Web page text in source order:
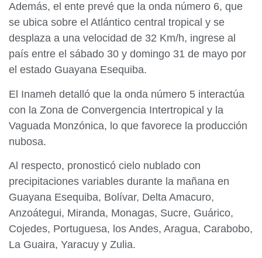
Además, el ente prevé que la onda número 6, que
se ubica sobre el Atlántico central tropical y se
desplaza a una velocidad de 32 Km/h, ingrese al
país entre el sábado 30 y domingo 31 de mayo por
el estado Guayana Esequiba.
El Inameh detalló que la onda número 5 interactúa
con la Zona de Convergencia Intertropical y la
Vaguada Monzónica, lo que favorece la producción
nubosa.
Al respecto, pronosticó cielo nublado con
precipitaciones variables durante la mañana en
Guayana Esequiba, Bolívar, Delta Amacuro,
Anzoátegui, Miranda, Monagas, Sucre, Guárico,
Cojedes, Portuguesa, los Andes, Aragua, Carabobo,
La Guaira, Yaracuy y Zulia.